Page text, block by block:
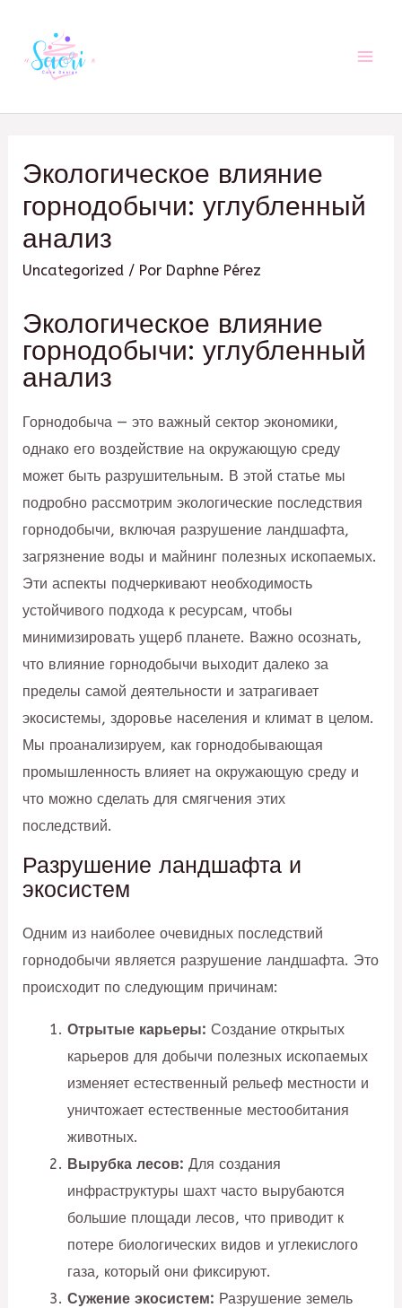
contenido
Экологическое влияние
горнодобычи: углубленный
анализ
Uncategorized / Por Daphne Pérez
Экологическое влияние
горнодобычи: углубленный
анализ
Горнодобыча — это важный сектор экономики,
однако его воздействие на окружающую среду
может быть разрушительным. В этой статье мы
подробно рассмотрим экологические последствия
горнодобычи, включая разрушение ландшафта,
загрязнение воды и майнинг полезных ископаемых.
Эти аспекты подчеркивают необходимость
устойчивого подхода к ресурсам, чтобы
минимизировать ущерб планете. Важно осознать,
что влияние горнодобычи выходит далеко за
пределы самой деятельности и затрагивает
экосистемы, здоровье населения и климат в целом.
Мы проанализируем, как горнодобывающая
промышленность влияет на окружающую среду и
что можно сделать для смягчения этих
последствий.
Разрушение ландшафта и
экосистем
Одним из наиболее очевидных последствий
горнодобычи является разрушение ландшафта. Это
происходит по следующим причинам:
Отрытые карьеры: Создание открытых
карьеров для добычи полезных ископаемых
изменяет естественный рельеф местности и
уничтожает естественные местообитания
животных.
Вырубка лесов: Для создания
инфраструктуры шахт часто вырубаются
большие площади лесов, что приводит к
потере биологических видов и углекислого
газа, который они фиксируют.
Сужение экосистем: Разрушение земель